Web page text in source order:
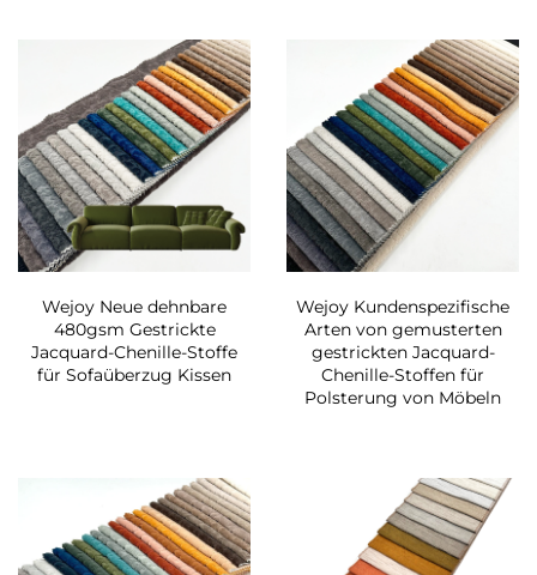
Wejoy Neue dehnbare
480gsm Gestrickte
Jacquard-Chenille-Stoffe
für Sofaüberzug Kissen
Wejoy Kundenspezifische
Arten von gemusterten
gestrickten Jacquard-
Chenille-Stoffen für
Polsterung von Möbeln